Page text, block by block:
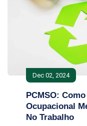
Dec 02, 2024
PCMSO:
Ocupacional
No Trabalho